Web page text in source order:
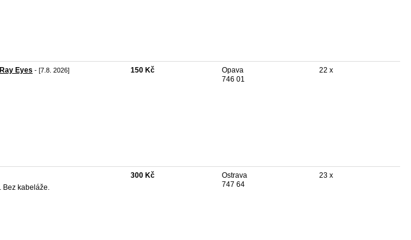
Eyes - [7.8. 2026] 150 Kč
Opava
746 01
22 x
Bez kabeláže.
300 Kč
Ostrava
747 64
23 x